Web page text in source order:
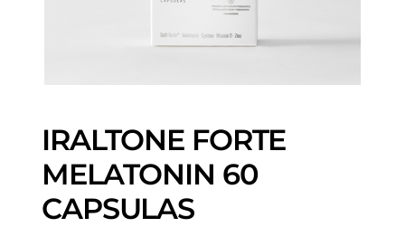
IRALTONE FORTE
MELATONIN 60
CAPSULAS